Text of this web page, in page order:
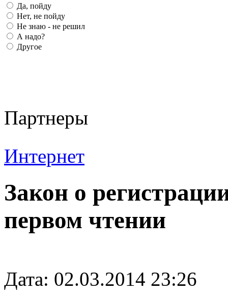
Да, пойду
Нет, не пойду
Не знаю - не решил
А надо?
Другое
Партнеры
Интернет
Закон о
первом чтении
Дата: 02.03.2014 23:26